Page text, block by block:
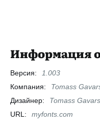
Информация
Версия:
1.003
Компания:
Tomass
Дизайнер:
Tomass Gavars
URL:
myfonts.com